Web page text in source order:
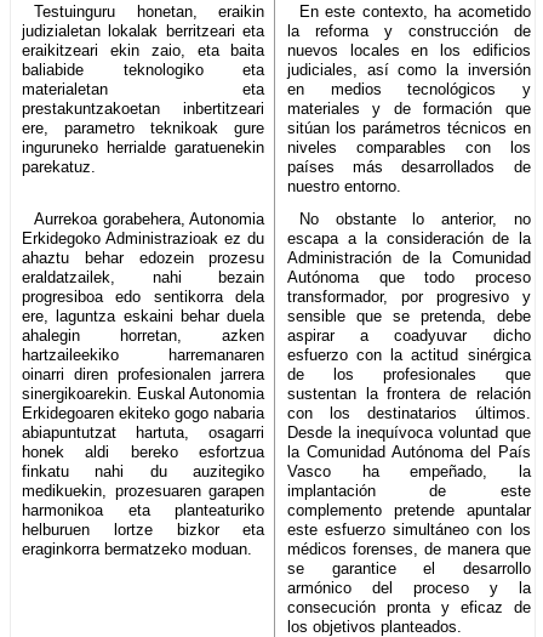
Testuinguru honetan, eraikin
judizialetan lokalak berritzeari eta
eraikitzeari ekin zaio, eta baita
baliabide teknologiko eta
materialetan eta
prestakuntzakoetan inbertitzeari
ere, parametro teknikoak gure
inguruneko herrialde garatuenekin
parekatuz.
En este contexto, ha acometido
la reforma y construcción de
nuevos locales en los edificios
judiciales, así como la inversión
en medios tecnológicos y
materiales y de formación que
sitúan los parámetros técnicos en
niveles comparables con los
países más desarrollados de
nuestro entorno.
Aurrekoa gorabehera, Autonomia
Erkidegoko Administrazioak ez du
ahaztu behar edozein prozesu
eraldatzailek, nahi bezain
progresiboa edo sentikorra dela
ere, laguntza eskaini behar duela
ahalegin horretan, azken
hartzaileekiko harremanaren
oinarri diren profesionalen jarrera
sinergikoarekin. Euskal Autonomia
Erkidegoaren ekiteko gogo nabaria
abiapuntutzat hartuta, osagarri
honek aldi bereko esfortzua
finkatu nahi du auzitegiko
medikuekin, prozesuaren garapen
harmonikoa eta planteaturiko
helburuen lortze bizkor eta
eraginkorra bermatzeko moduan.
No obstante lo anterior, no
escapa a la consideración de la
Administración de la Comunidad
Autónoma que todo proceso
transformador, por progresivo y
sensible que se pretenda, debe
aspirar a coadyuvar dicho
esfuerzo con la actitud sinérgica
de los profesionales que
sustentan la frontera de relación
con los destinatarios últimos.
Desde la inequívoca voluntad que
la Comunidad Autónoma del País
Vasco ha empeñado, la
implantación de este
complemento pretende apuntalar
este esfuerzo simultáneo con los
médicos forenses, de manera que
se garantice el desarrollo
armónico del proceso y la
consecución pronta y eficaz de
los objetivos planteados.